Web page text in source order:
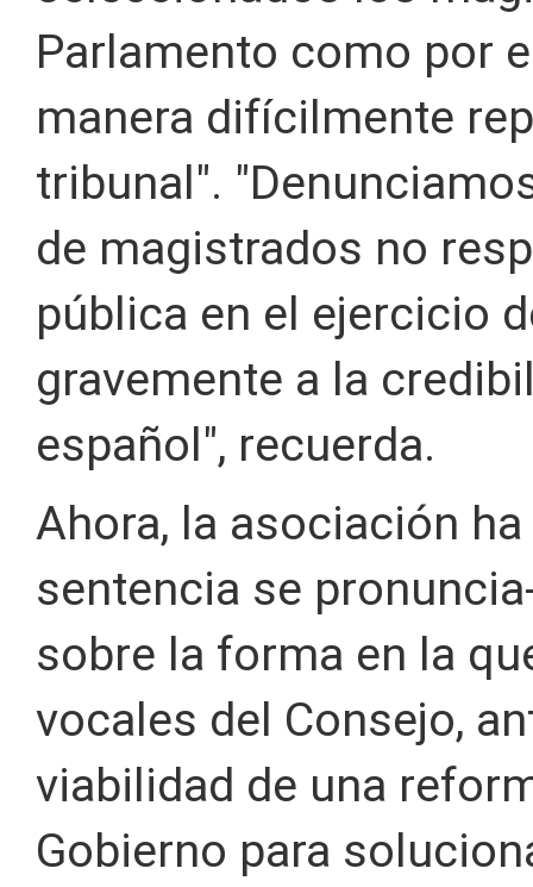
Parlamento como por
manera difícilmente
tribunal".
de magistrados no
pública en el ejercicio
gravemente a la
español", recuerda.
Ahora, la asociación
sentencia se
sobre la forma en la
vocales del Consejo,
viabilidad de una
Gobierno para